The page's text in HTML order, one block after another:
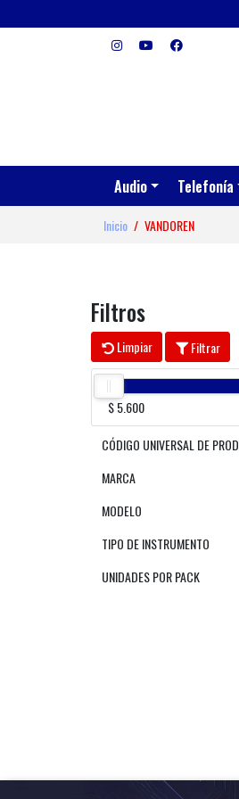
Audio Telefonía
Inicio VANDOREN
Filtros
Limpiar Filtrar
$ 5.600
CÓDIGO UNIVERSAL DE
MARCA
MODELO
TIPO DE INSTRUMENTO
UNIDADES POR PACK